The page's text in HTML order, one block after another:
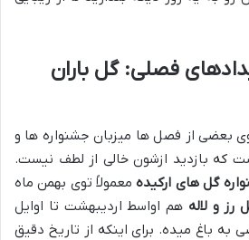
فصلی: گل باران
بعضی از فصل ها میزبان جشنواره ها و
که بازدید ازشون خالی از لطف نیست.
گل های ارکیدهمعمولاً توی بهمن ماه
رز و لاله هم اواسط اردیبهشت تا اوایل
به باغ میده. برای اینکه از تاریخ دقیق